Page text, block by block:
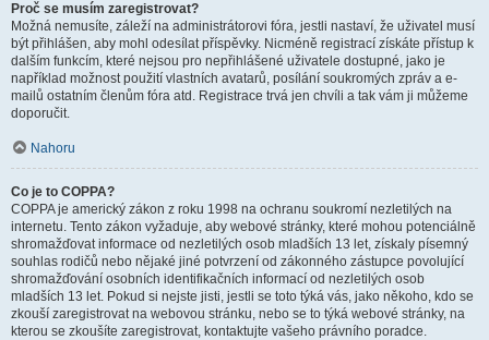
Proč se musím zaregistrovat?
Možná nemusíte, záleží na administrátorovi fóra, jestli nastaví, že uživatel musí
být přihlášen, aby mohl odesílat příspěvky. Nicméně registrací získáte přístup k
dalším funkcím, které nejsou pro nepřihlášené uživatele dostupné, jako je
například možnost použití vlastních avatarů, posílání soukromých zpráv a e-
mailů ostatním členům fóra atd. Registrace trvá jen chvíli a tak vám ji můžeme
doporučit.
Nahoru
Co je to COPPA?
COPPA je americký zákon z roku 1998 na ochranu soukromí nezletilých na
internetu. Tento zákon vyžaduje, aby webové stránky, které mohou potenciálně
shromažďovat informace od nezletilých osob mladších 13 let, získaly písemný
souhlas rodičů nebo nějaké jiné potvrzení od zákonného zástupce povolující
shromažďování osobních identifikačních informací od nezletilých osob
mladších 13 let. Pokud si nejste jisti, jestli se toto týká vás, jako někoho, kdo se
zkouší zaregistrovat na webovou stránku, nebo se to týká webové stránky, na
kterou se zkoušíte zaregistrovat, kontaktujte vašeho právního poradce.